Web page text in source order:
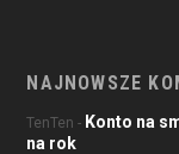
NAJNOWSZE
TenTen - Konto na
na rok